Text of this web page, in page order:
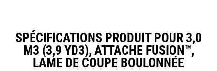
SPÉCIFICATIONS PRODUIT POUR 3,0
M3 (3,9 YD3), ATTACHE FUSION™,
LAME DE COUPE BOULONNÉE